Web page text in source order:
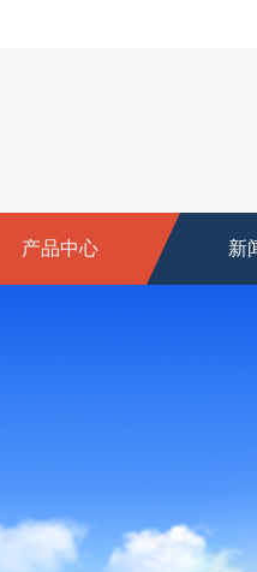
产品中心 新